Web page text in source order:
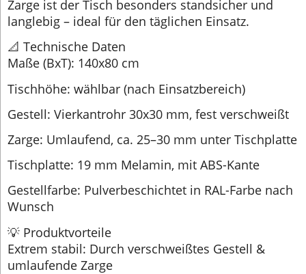
Zarge ist der Tisch besonders standsicher und
langlebig – ideal für den täglichen Einsatz.
📐 Technische Daten
Maße (BxT): 140x80 cm
Tischhöhe: wählbar (nach Einsatzbereich)
Gestell: Vierkantrohr 30x30 mm, fest verschweißt
Zarge: Umlaufend, ca. 25–30 mm unter Tischplatte
Tischplatte: 19 mm Melamin, mit ABS-Kante
Gestellfarbe: Pulverbeschichtet in RAL-Farbe nach
Wunsch
💡 Produktvorteile
Extrem stabil: Durch verschweißtes Gestell &
umlaufende Zarge